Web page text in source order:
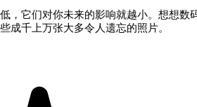
，它们对你未来的影响就越小。想想数
成千上万张大多令人遗忘的照片。